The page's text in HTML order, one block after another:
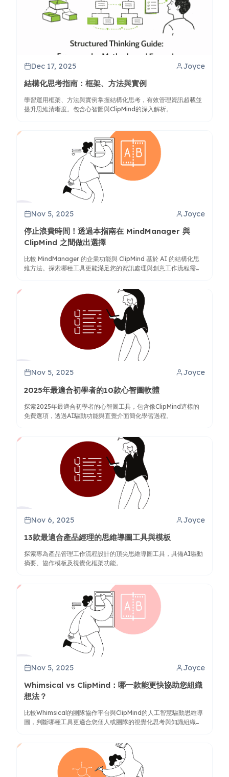
Dec 17, 2025 Joyce
結構化思考指南：框架、方法與實例
學習運用框架、方法與實例掌握結構化思考，有效管理資訊超載並
提升思維清晰度。包含心智圖與ClipMind的深入解析。
Nov 5, 2025 Joyce
停止浪費時間！透過本指南在 MindManager 與
ClipMind 之間做出選擇
比較 MindManager 的企業功能與 ClipMind 基於 AI 的結構化思
維方法。探索哪種工具更能滿足您的資訊處理與創意工作流程需
Nov 5, 2025 Joyce
2025年最適合初學者的10款心智圖軟體
探索2025年最適合初學者的心智圖工具，包含像ClipMind這樣的
免費選項，透過AI驅動功能與直覺介面簡化學習過程。
Nov 6, 2025 Joyce
13款最適合產品經理的思維導圖工具與模板
探索專為產品管理工作流程設計的頂尖思維導圖工具，具備AI驅動
摘要、協作模板及視覺化框架功能。
Nov 5, 2025 Joyce
Whimsical vs ClipMind：哪一款能更快協助您組織
想法？
比較Whimsical的團隊協作平台與ClipMind的人工智慧驅動思維導
圖，判斷哪種工具更適合您個人或團隊的視覺化思考與知識組織需